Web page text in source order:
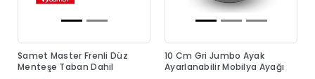
Samet Master Frenli Düz
Menteşe Taban Dahil
10 Cm Gri Jumbo Ayak
Ayarlanabilir Mobilya Ayağı